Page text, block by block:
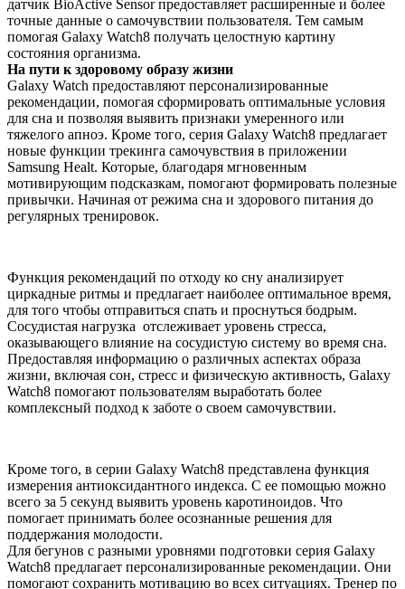
датчик BioActive Sensor предоставляет расширенные и более
точные данные о самочувствии пользователя. Тем самым
помогая Galaxy Watch8 получать целостную картину
состояния организма.
На пути к здоровому образу жизни
Galaxy Watch предоставляют персонализированные
рекомендации, помогая сформировать оптимальные условия
для сна и позволяя выявить признаки умеренного или
тяжелого апноэ. Кроме того, серия Galaxy Watch8 предлагает
новые функции трекинга самочувствия в приложении
Samsung Healt. Которые, благодаря мгновенным
мотивирующим подсказкам, помогают формировать полезные
привычки. Начиная от режима сна и здорового питания до
регулярных тренировок.
Функция рекомендаций по отходу ко сну анализирует
циркадные ритмы и предлагает наиболее оптимальное время,
для того чтобы отправиться спать и проснуться бодрым.
Сосудистая нагрузка отслеживает уровень стресса,
оказывающего влияние на сосудистую систему во время сна.
Предоставляя информацию о различных аспектах образа
жизни, включая сон, стресс и физическую активность, Galaxy
Watch8 помогают пользователям выработать более
комплексный подход к заботе о своем самочувствии.
Кроме того, в серии Galaxy Watch8 представлена функция
измерения антиоксидантного индекса. С ее помощью можно
всего за 5 секунд выявить уровень каротиноидов. Что
помогает принимать более осознанные решения для
поддержания молодости.
Для бегунов с разными уровнями подготовки серия Galaxy
Watch8 предлагает персонализированные рекомендации. Они
помогают сохранить мотивацию во всех ситуациях. Тренер по